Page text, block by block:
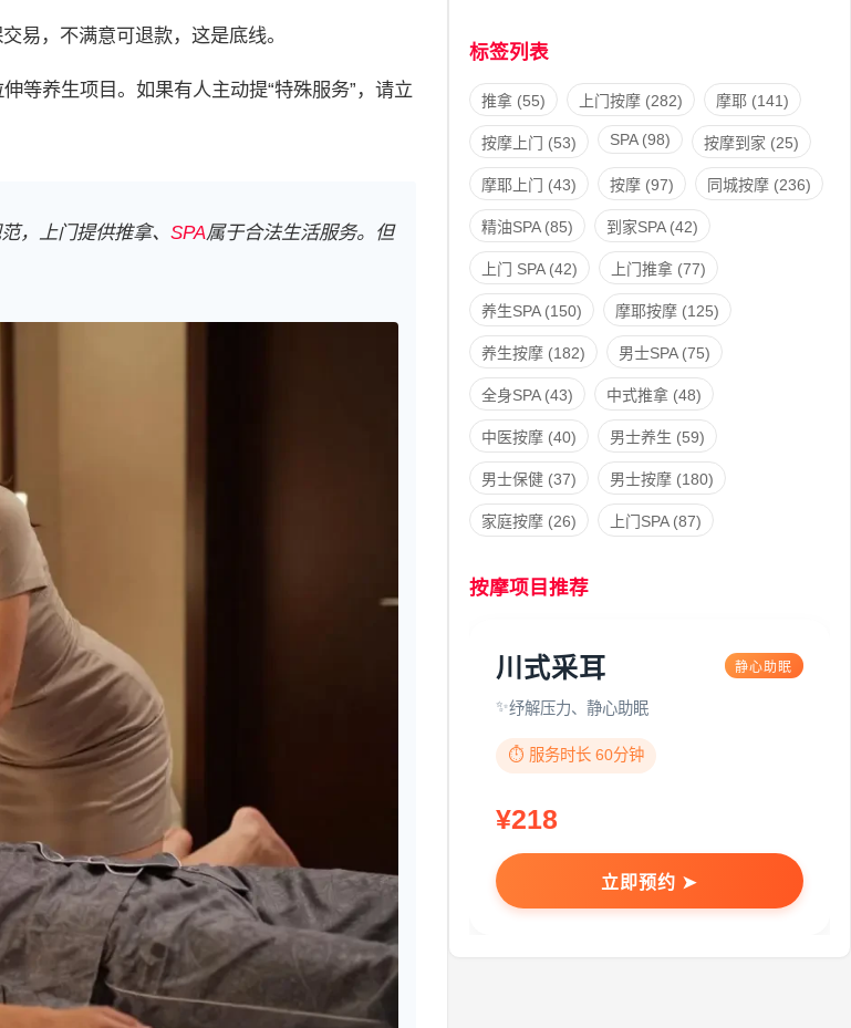
易，不满意可退款，这是底线。
等养生项目。如果有人主动提“特殊服务”，请立
，上门提供推拿、 SPA属于合法生活服务。但
标签列表
推拿(55) 上门按摩(282) 摩耶(141)
按摩上门 (53) SPA(98) 按摩到家 (25)
摩耶上门 (43) 按摩(97) 同城按摩(236)
精油SPA(85) 到家SPA(42)
上门 SPA(42) 上门推拿(77)
养生SPA(150) 摩耶按摩(125)
养生按摩(182) 男士SPA(75)
全身SPA(43) 中式推拿(48)
中医按摩(40) 男士养生 (59)
男士保健(37) 男士按摩(180)
家庭按摩(26) 上门SPA(87)
按摩项目推荐
川式采耳 静心助眠
纾解压力、静心助眠
⏱️ 服务时长 60分钟
¥218
立即预约 ➤